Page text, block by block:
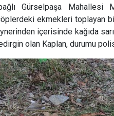
Gürselpaşa Mahallesi
ekmekleri toplayan
içerisinde kağıda
olan Kaplan, durumu